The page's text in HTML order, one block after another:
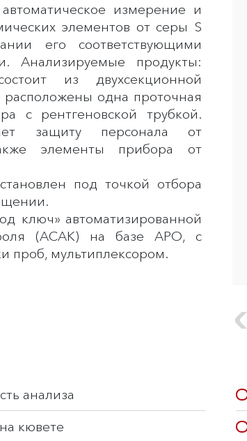
измерение и
элементов от серы S
его соответствующими
Анализируемые продукты:
из двухсекционной
расположены одна проточная
с рентгеновской трубкой.
защиту персонала от
элементы прибора от
под точкой отбора
ключ» автоматизированной
(АСАК) на базе АРО, с
проб, мультиплексором.
анализа
кювете